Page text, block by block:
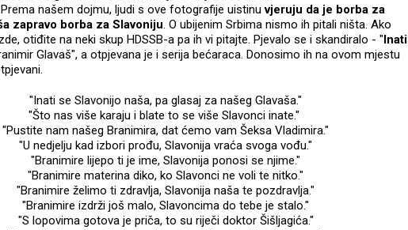
našem dojmu, ljudi s ove fotografije uistinuvjeruju da je borba za
zapravo borba za Slavoniju. O ubijenim Srbima nismo ih pitali ništa. Ako
otiđite na neki skup HDSSB-a pa ih vi pitajte. Pjevalo se i skandiralo - "Inati
Glavaš", a otpjevana je i serija bećaraca. Donosimo ih na ovom mjestu
"Inati se Slavonijo naša, pa glasaj za našeg Glavaša."
"Što nas više karaju i blate to se više Slavonci inate."
"Pustite nam našeg Branimira, dat ćemo vam Šeksa Vladimira."
"U nedjelju kad izbori prođu, Slavonija vraća svoga vođu."
"Branimire lijepo ti je ime, Slavonija ponosi se njime."
"Branimire materina diko, ko Slavonci ne voli te nitko."
"Branimire želimo ti zdravlja, Slavonija naša te pozdravlja."
"Branimire izdrži još malo, Slavoncima do tebe je stalo."
"S lopovima gotova je priča, to su riječi doktor Šišljagića."